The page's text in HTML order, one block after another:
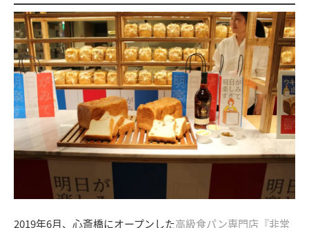
2019年6月、心斎橋にオープンした高級食パン専門店『非常